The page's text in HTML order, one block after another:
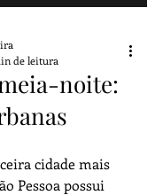
noite:
de leitura
cidade mais
Pessoa possui